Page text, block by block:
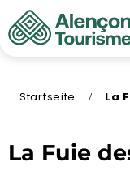
Aller
au
contenu
Startseite La
La Fuie